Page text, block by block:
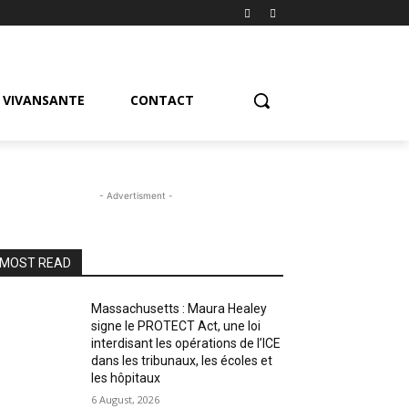
VIVANSANTE CONTACT
- Advertisment -
MOST READ
Massachusetts : Maura Healey
signe le PROTECT Act, une loi
interdisant les opérations de l’ICE
dans les tribunaux, les écoles et
les hôpitaux
6 August, 2026